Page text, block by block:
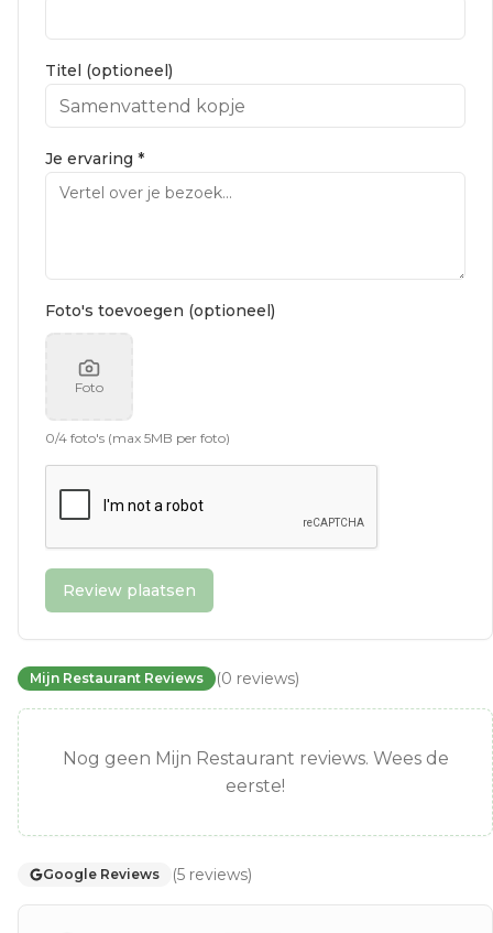
Titel (optioneel)
Je ervaring *
Foto's toevoegen (optioneel)
Foto
0/4 foto's (max 5MB per foto)
Review plaatsen
Mijn Restaurant Reviews (0 reviews)
Nog geen Mijn Restaurant reviews. Wees de
eerste!
Google Reviews (5 reviews)